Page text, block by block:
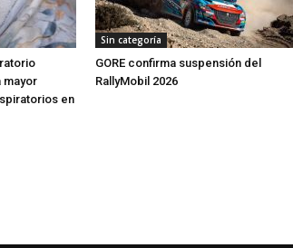
mayor
en
Sin categoría
GORE confirma suspensión del
RallyMobil 2026